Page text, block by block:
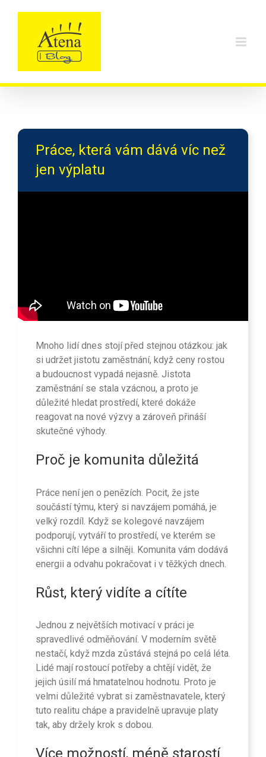
Práce, která vám dává víc než
jen výplatu
Mnoho lidí dnes stojí před stejnou otázkou: jak
si udržet jistotu zaměstnání, když ceny rostou
a budoucnost vypadá nejasně. Jistota
zaměstnání se stala vzácnou, a proto je
důležité hledat prostředí, které dokáže
reagovat na nové výzvy a zároveň přináší
skutečné výhody.
Proč je komunita důležitá
Práce není jen o penězích. Pocit, že jste
součástí týmu, který si navzájem pomáhá, je
velký rozdíl. Když se kolegové navzájem
podporují, vytváří to prostředí, ve kterém se
všichni cítí lépe a silněji. Komunita vám dodává
energii a odvahu pokračovat i v těžkých dnech.
Růst, který vidíte a cítíte
Jednou z největších motivací v práci je
spravedlivé odměňování. V moderním světě
nestačí, když mzda zůstává stejná po celá léta.
Lidé mají rostoucí potřeby a chtějí vidět, že
jejich úsilí má hmatatelnou hodnotu. Proto je
velmi důležité vybrat si zaměstnavatele, který
tuto realitu chápe a pravidelně upravuje platy
tak, aby držely krok s dobou.
Více možností, méně starostí